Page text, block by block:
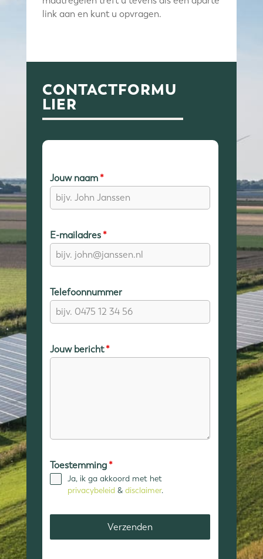
link aan en kunt u opvragen.
CONTACTFORMU
LIER
Jouw naam *
E-mailadres *
Telefoonnummer
Jouw bericht*
Toestemming *
Ja, ik ga akkoord met het
privacybeleid &disclaimer.
Verzenden